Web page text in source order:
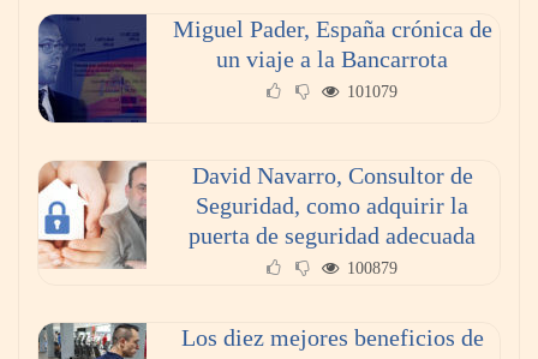
Miguel Pader, España crónica de
un viaje a la Bancarrota
101079
David Navarro, Consultor de
Seguridad, como adquirir la
puerta de seguridad adecuada
100879
Los diez mejores beneficios de